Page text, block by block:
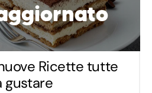
Ricette tutte
gustare